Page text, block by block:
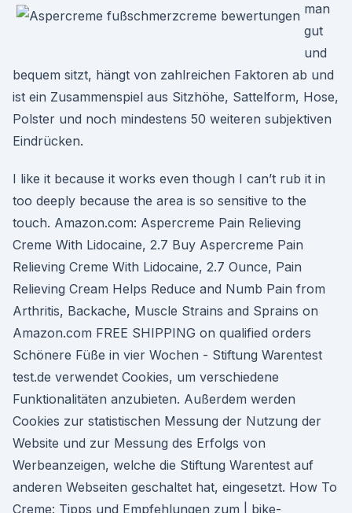
man
gut
und
bequem sitzt, hängt von zahlreichen Faktoren ab und
ist ein Zusammenspiel aus Sitzhöhe, Sattelform, Hose,
Polster und noch mindestens 50 weiteren subjektiven
Eindrücken.
I like it because it works even though I can’t rub it in
too deeply because the area is so sensitive to the
touch. Amazon.com: Aspercreme Pain Relieving
Creme With Lidocaine, 2.7 Buy Aspercreme Pain
Relieving Creme With Lidocaine, 2.7 Ounce, Pain
Relieving Cream Helps Reduce and Numb Pain from
Arthritis, Backache, Muscle Strains and Sprains on
Amazon.com FREE SHIPPING on qualified orders
Schönere Füße in vier Wochen - Stiftung Warentest
test.de verwendet Cookies, um verschiedene
Funktionalitäten anzubieten. Außerdem werden
Cookies zur statistischen Messung der Nutzung der
Website und zur Messung des Erfolgs von
Werbeanzeigen, welche die Stiftung Warentest auf
anderen Webseiten geschaltet hat, eingesetzt. How To
Creme: Tipps und Empfehlungen zum | bike-